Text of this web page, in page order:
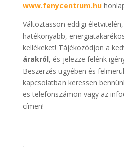
www.fenycentrum.hu
Változtasson eddigi
hatékonyabb,
kellékeket! Tájékozódjon a
árakról, és jelezze felénk
Beszerzés ügyében és
kapcsolatban keressen
es telefonszámon vagy az
címen!